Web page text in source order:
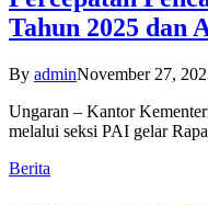
Tahun 2025 dan
By adminNovember 27,
Ungaran – Kantor
melalui seksi PAI gelar
Berita